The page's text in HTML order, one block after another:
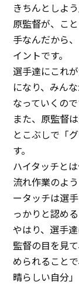
きちんとしよう
原監督が、こ
手なんだから
イントです。
選手達にこれ
になり、みん
なっていくので
また、原監督
とこぶしで「
す。
ハイタッチと
流れ作業のよ
ータッチは選
っかりと認める
やはり、選手
監督の目を見
められること
晴らしい自分